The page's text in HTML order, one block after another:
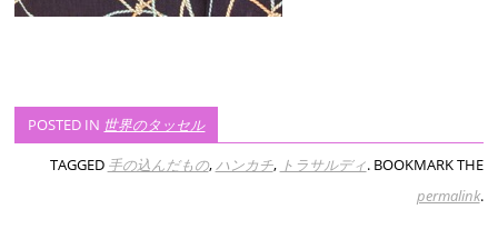
POSTED IN 世界のタッセル
TAGGED 手の込んだもの,ハンカチ, トラサルディ. BOOKMARK THE
permalink.